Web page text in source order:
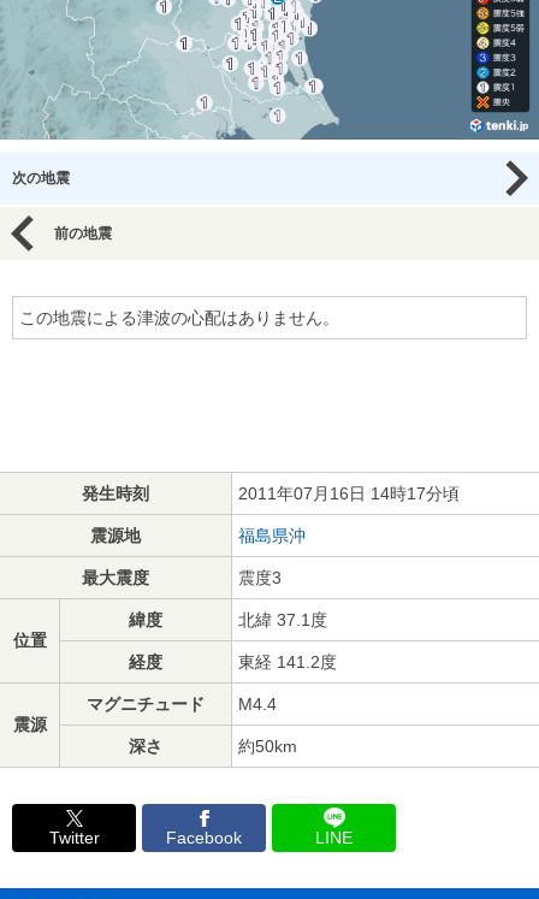
次の地震
前の地震
この地震による津波の心配はありません。
発生時刻 2011年07月16日 14時17分頃
震源地 福島県沖
最大震度 震度3
位置
緯度 北緯 37.1度
経度 東経 141.2度
震源
マグニチュード M4.4
深さ 約50km
Twitter Facebook LINE